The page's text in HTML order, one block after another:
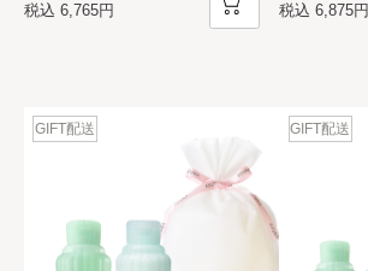
税込 6,765円
税込6,875円
GIFT配送 GIFT配送